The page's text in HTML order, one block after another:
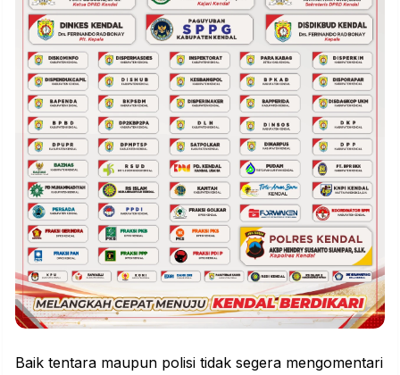
Baik tentara maupun polisi tidak segera mengomentari